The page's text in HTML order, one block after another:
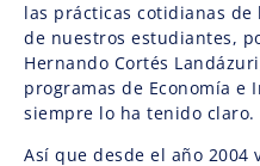
las prácticas cotidianas
de nuestros estudiantes,
Hernando Cortés
programas de Economía e
siempre lo ha tenido claro.
Así que desde el año 2004